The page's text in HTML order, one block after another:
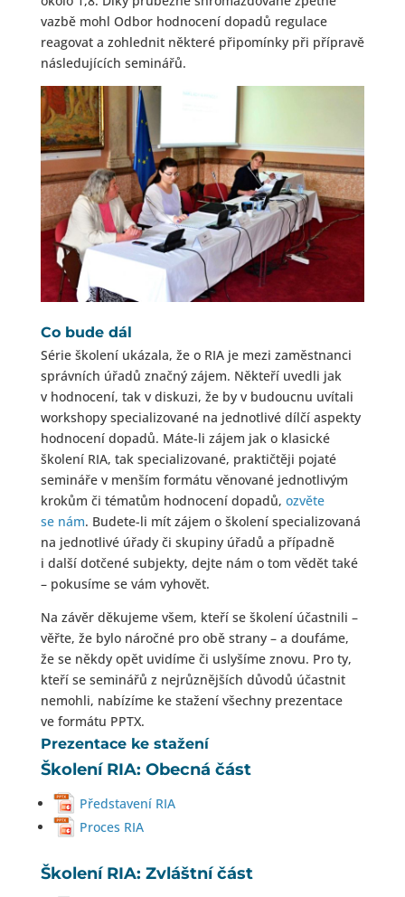
vazbě mohl Odbor hodnocení dopadů regulace
reagovat a zohlednit některé připomínky při přípravě
následujících seminářů.
Co bude dál
Série školení ukázala, že o RIA je mezi zaměstnanci
správních úřadů značný zájem. Někteří uvedli jak
v hodnocení, tak v diskuzi, že by v budoucnu uvítali
workshopy specializované na jednotlivé dílčí aspekty
hodnocení dopadů. Máte-li zájem jak o klasické
školení RIA, tak specializované, praktičtěji pojaté
semináře v menším formátu věnované jednotlivým
krokům či tématům hodnocení dopadů, ozvěte
se nám. Budete-li mít zájem o školení specializovaná
na jednotlivé úřady či skupiny úřadů a případně
i další dotčené subjekty, dejte nám o tom vědět také
– pokusíme se vám vyhovět.
Na závěr děkujeme všem, kteří se školení účastnili –
věřte, že bylo náročné pro obě strany – a doufáme,
že se někdy opět uvidíme či uslyšíme znovu. Pro ty,
kteří se seminářů z nejrůznějších důvodů účastnit
nemohli, nabízíme ke stažení všechny prezentace
ve formátu PPTX.
Prezentace ke stažení
Školení RIA: Obecná část
Představení RIA
Proces RIA
Školení RIA: Zvláštní část